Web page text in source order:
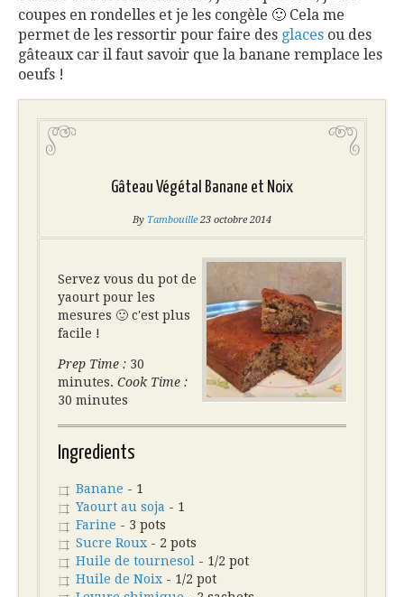
coupes en rondelles et je les congèle 🙂 Cela me
permet de les ressortir pour faire des glaces ou des
gâteaux car il faut savoir que la banane remplace les
oeufs !
Gâteau Végétal Banane et Noix
By Tambouille 23 octobre 2014
Servez vous du pot de
yaourt pour les
mesures 🙂 c'est plus
facile !
Prep Time : 30
minutes. Cook Time :
30 minutes
Ingredients
Banane - 1
Yaourt au soja - 1
Farine - 3 pots
Sucre Roux - 2 pots
Huile de tournesol - 1/2 pot
Huile de Noix - 1/2 pot